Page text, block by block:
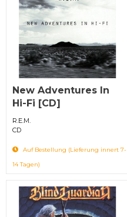
New Adventures In
Hi-Fi [CD]
R.E.M.
CD
Auf Bestellung (Lieferung innert 7-
14 Tagen)